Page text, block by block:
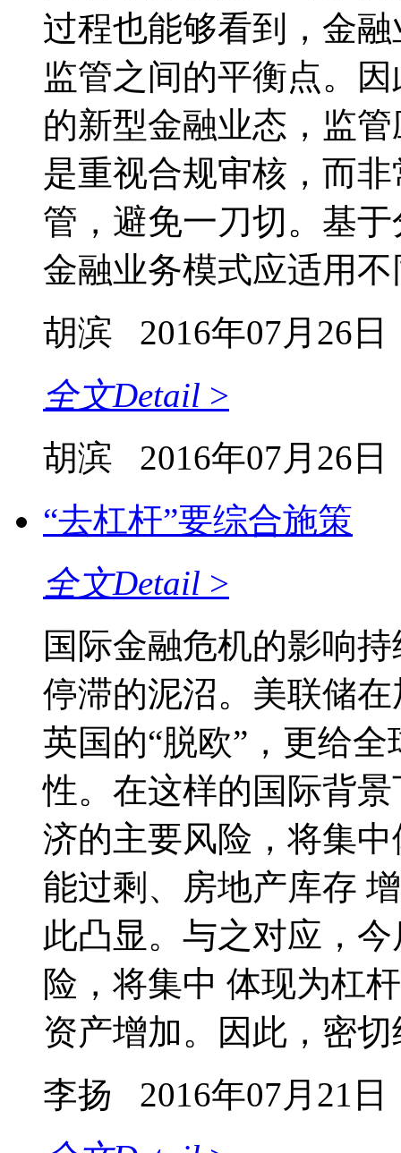
过程也能够看到，金
监管之间的平衡点。
的新型金融业态，监
是重视合规审核，而
管，避免一刀切。基
金融业务模式应适用
胡滨
2016年07月26日
全文Detail >
胡滨
2016年07月26日
“去杠杆”要综合施策
全文Detail >
国际金融危机的影响
停滞的泥沼。美联储
英国的“脱欧”，更给
性。在这样的国际背
济的主要风险，将集
能过剩、房地产库存
此凸显。与之对应，
险，将集中 体现为杠
资产增加。因此，密
李扬
2016年07月21日